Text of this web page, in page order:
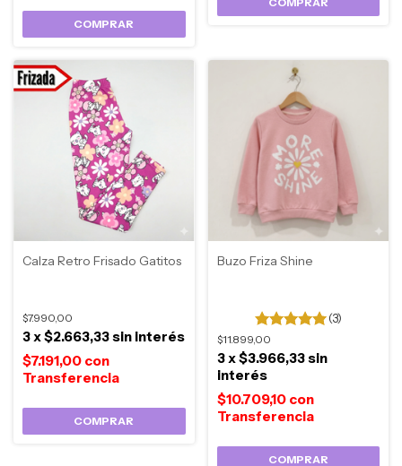
COMPRAR
Calza Retro Frisado Gatitos
$7.990,00
$7.191,00 con
3 x$2.663,33sin interés
COMPRAR
Buzo Friza Shine
(3)
$11.899,00
$10.709,10 con
3 x$3.966,33sin
interés
COMPRAR